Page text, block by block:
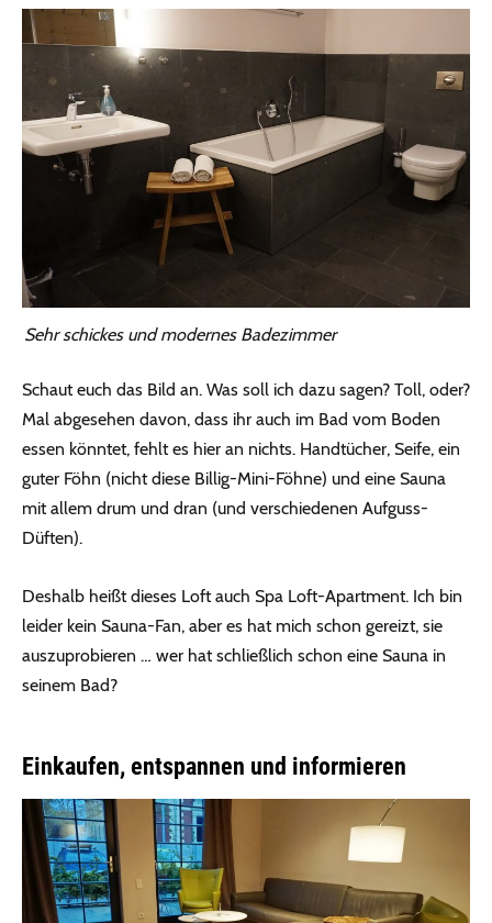
Sehr schickes und modernes Badezimmer
Schaut euch das Bild an. Was soll ich dazu sagen? Toll, oder?
Mal abgesehen davon, dass ihr auch im Bad vom Boden
essen könntet, fehlt es hier an nichts. Handtücher, Seife, ein
guter Föhn (nicht diese Billig-Mini-Föhne) und eine Sauna
mit allem drum und dran (und verschiedenen Aufguss-
Düften).
Deshalb heißt dieses Loft auch Spa Loft-Apartment. Ich bin
leider kein Sauna-Fan, aber es hat mich schon gereizt, sie
auszuprobieren … wer hat schließlich schon eine Sauna in
seinem Bad?
Einkaufen, entspannen und informieren